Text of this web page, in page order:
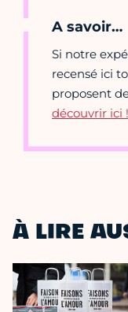
A savoir…
Si notre
recensé ici
proposent
découvrir ici !
À LIRE